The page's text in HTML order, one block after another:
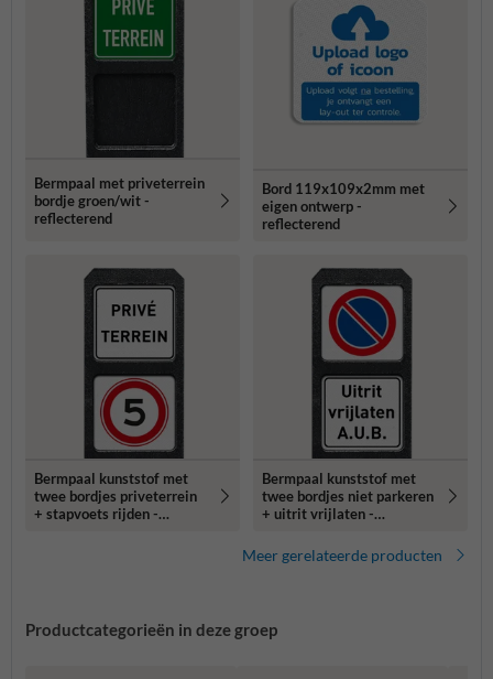
Bermpaal met priveterrein
bordje groen/wit -
reflecterend
Bord 119x109x2mm met
eigen ontwerp -
reflecterend
Bermpaal kunststof met
twee bordjes priveterrein
+ stapvoets rijden -
Bermpaal kunststof met
twee bordjes niet parkeren
+ uitrit vrijlaten -
Meer gerelateerde producten
Productcategorieën in deze groep